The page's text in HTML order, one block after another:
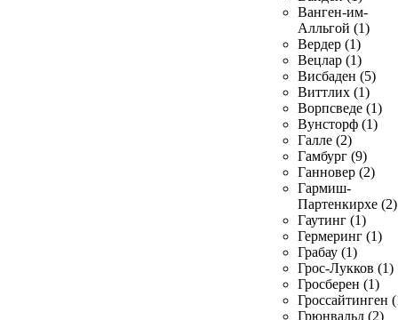
Ванген-им-
Алльгой (1)
Вердер (1)
Вецлар (1)
Висбаден (5)
Виттлих (1)
Ворпсведе (1)
Вунсторф (1)
Галле (2)
Гамбург (9)
Ганновер (2)
Гармиш-
Партенкирхе (2)
Гаутинг (1)
Гермеринг (1)
Грабау (1)
Грос-Лукков (1)
Гросберен (1)
Гроссайтинген
Грюнвальд (2)